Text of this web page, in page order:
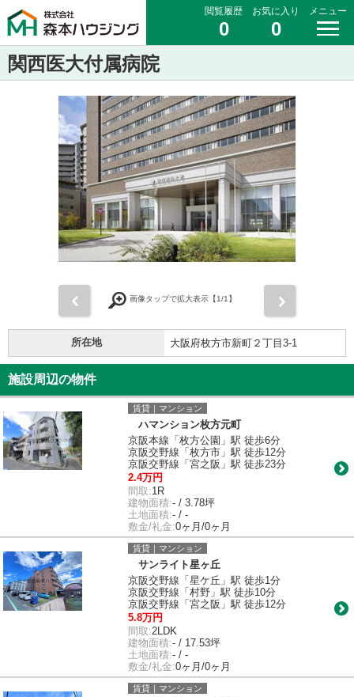
閲覧履歴
0
お気に入り
0
メニュー
関西医大付属病院
画像タップで拡大表示【1/1】
所在地 大阪府枚方市新町２丁目3-1
施設周辺の物件
賃貸｜マンション
ハマンション枚方元町
京阪本線「枚方公園」駅 徒歩6分
京阪交野線「枚方市」駅 徒歩12分
京阪交野線「宮之阪」駅 徒歩23分
2.4万円
間取:1R
建物面積:- / 3.78坪
土地面積:- / -
敷金/礼金:0ヶ月/0ヶ月
賃貸｜マンション
サンライト星ヶ丘
京阪交野線「星ケ丘」駅 徒歩1分
京阪交野線「村野」駅 徒歩10分
京阪交野線「宮之阪」駅 徒歩12分
5.8万円
間取:2LDK
建物面積:- / 17.53坪
土地面積:- / -
敷金/礼金:0ヶ月/0ヶ月
賃貸｜マンション